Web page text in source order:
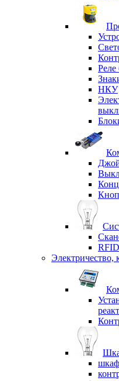
Реле
НКУ
Электричество,